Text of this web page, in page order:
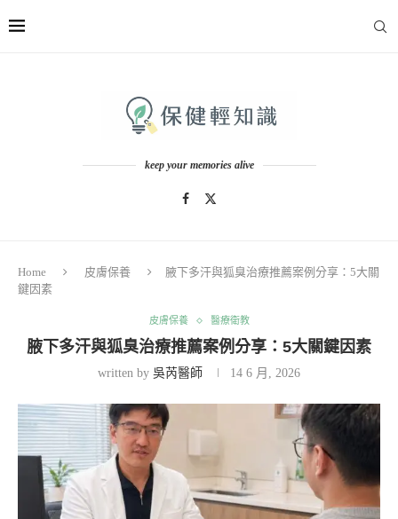
keep your memories alive
Home 皮膚保養
腋下多汗與狐臭治療推薦案例分享：5大關
鍵因素
皮膚保養 醫療衛教
腋下多汗與狐臭治療推薦案例分享：5大關鍵因素
written by 吳芮醫師 14 6 月, 2026